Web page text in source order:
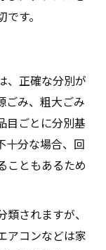
す。
、正確な分別が
ごみ、粗大ごみ
目ごとに分別基
十分な場合、回
こともあるため
されますが、
アコンなどは家